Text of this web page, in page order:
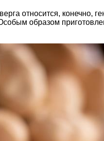
относится, конечно,
образом